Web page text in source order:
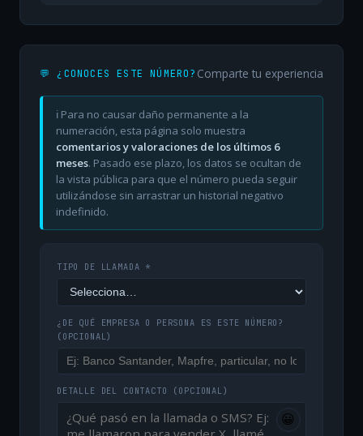
💬 ¿CONOCES ESTE NÚMERO? Comparte tu experiencia
ℹ️ Para no causar daño permanente a la
numeración, esta página solo muestra
comentarios y valoraciones de los últimos 6
meses. Pasado ese plazo, los datos se ocultan de
la vista pública para que el número pueda seguir
utilizándose sin arrastrar un historial negativo
indefinido.
TIPO DE LLAMADA *
¿DE QUÉ EMPRESA O PERSONA ES ESTE NÚMERO?
(OPCIONAL)
DETALLE DEL CONTACTO (OPCIONAL)
😀